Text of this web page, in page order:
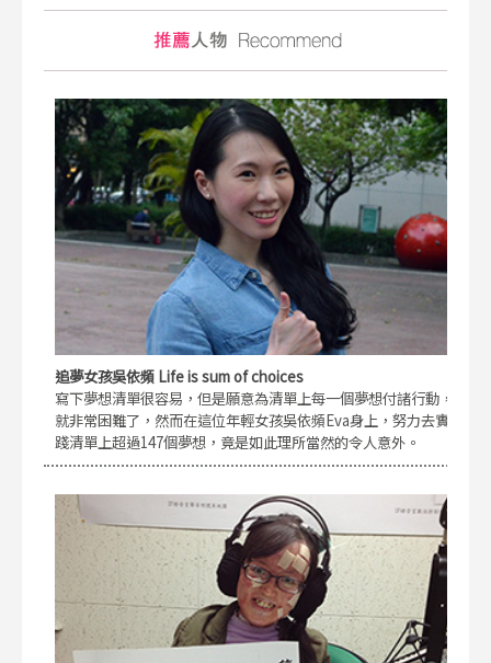
追夢女孩吳依頻 Life is sum of choices
寫下夢想清單很容易，但是願意為清單上每一個夢想付諸行動，
就非常困難了，然而在這位年輕女孩吳依頻Eva身上，努力去實
踐清單上超過147個夢想，竟是如此理所當然的令人意外。